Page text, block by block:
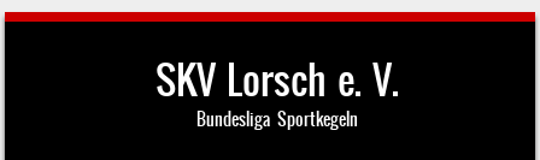
SKV Lorsch e. V.
Bundesliga Sportkegeln